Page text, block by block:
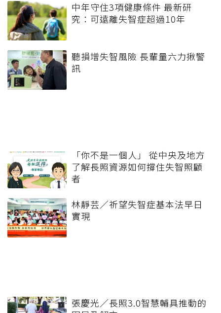
中年守住3項健康條件 最新研
究：可遠離失智症超過10年
聽損增失智風險 長輩量六力揪警
訊
「你不是一個人」 從中央及地方
了解長照資源如何撐住失智照顧
者
林靜芸／祈望失智症基本法早日
實現
張慶光／長照3.0智慧輔具推動的